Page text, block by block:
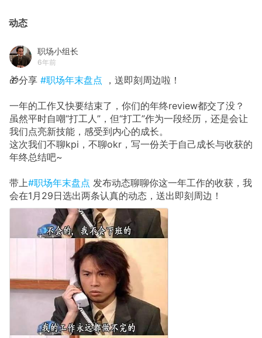
动态
职场小组长
6年前
🎁分享 #职场年末盘点 ，送即刻周边啦！
一年的工作又快要结束了，你们的年终review都交了没？
虽然平时自嘲“打工人”，但“打工”作为一段经历，还是会让
我们点亮新技能，感受到内心的成长。
这次我们不聊kpi，不聊okr，写一份关于自己成长与收获的
年终总结吧~
带上#职场年末盘点 发布动态聊聊你这一年工作的收获，我
会在1月29日选出两条认真的动态，送出即刻周边！